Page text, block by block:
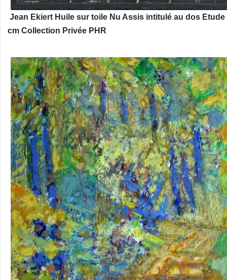
Jean Ekiert Huile sur toile Nu Assis intitulé au dos Etude
cm Collection Privée PHR